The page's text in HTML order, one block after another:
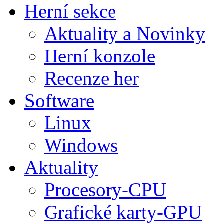
Herní sekce
Aktuality a Novinky
Herní konzole
Recenze her
Software
Linux
Windows
Aktuality
Procesory-CPU
Grafické karty-GPU